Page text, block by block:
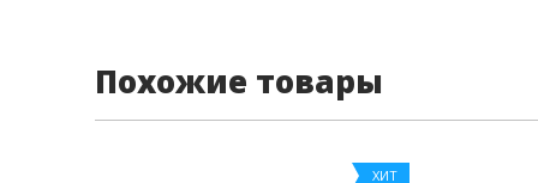
Похожие товары
ХИТ